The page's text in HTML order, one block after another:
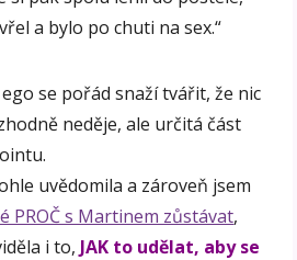
a bylo po chuti na sex.“
se pořád snaží tvářit, že nic
neděje, ale určitá část
uvědomila a zároveň jsem
PROČ s Martinem zůstávat,
i to, JAK to udělat, aby se